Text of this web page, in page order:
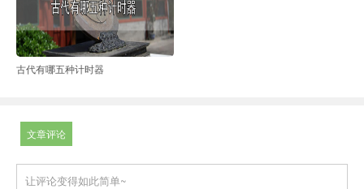
古代有哪五种计时器
文章评论